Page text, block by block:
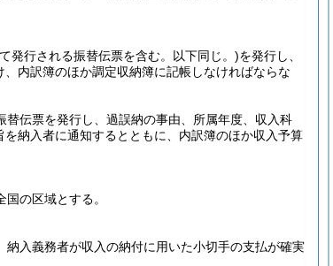
発行される振替伝票を含む。以下同じ。)を発行し、
内訳簿のほか調定収納簿に記帳しなければならな
伝票を発行し、過誤納の事由、所属年度、収入科
納入者に通知するとともに、内訳簿のほか収入予算
の区域とする。
入義務者が収入の納付に用いた小切手の支払が確実